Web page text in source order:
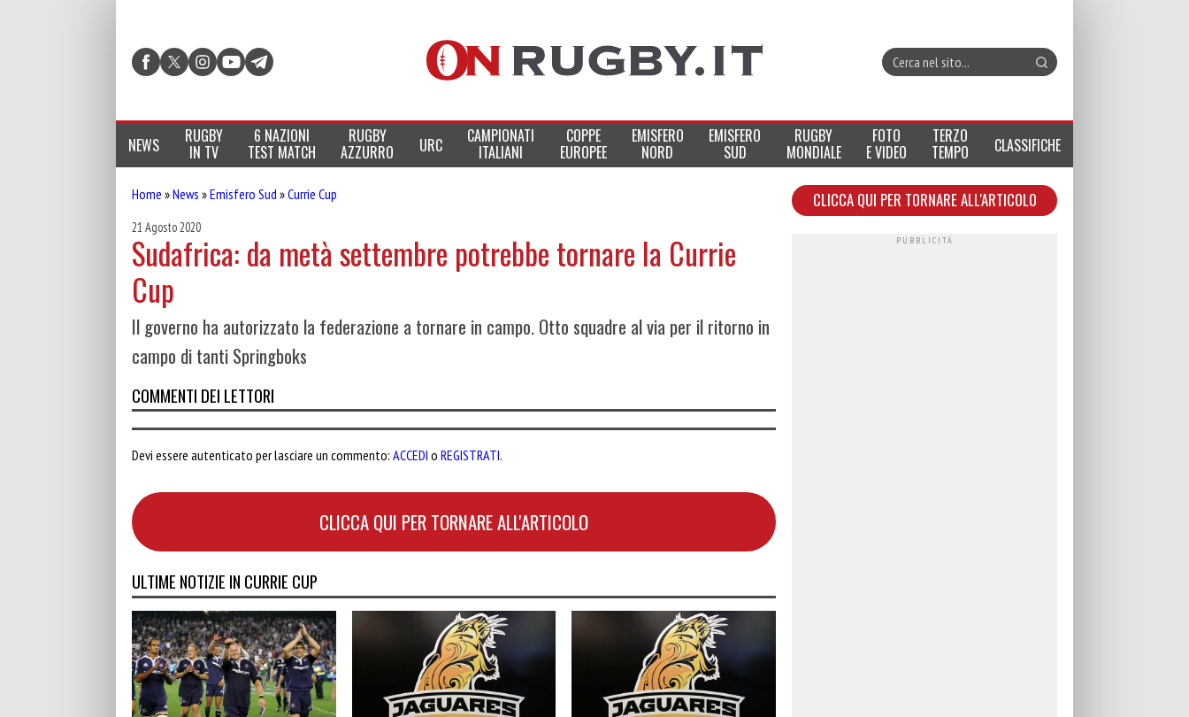
NEWS RUGBY
IN TV
6 NAZIONI
TEST MATCH
RUGBY
AZZURRO URC CAMPIONATI
ITALIANI
COPPE
EUROPEE
EMISFERO
NORD
EMISFERO
SUD
RUGBY
MONDIALE
FOTO
E VIDEO
TERZO
TEMPO CLASSIFICHE
Home »News »Emisfero Sud »Currie Cup
21 Agosto 2020
Sudafrica: da metà settembre potrebbe tornare la Currie
Cup
Il governo ha autorizzato la federazione a tornare in campo. Otto squadre al via per il ritorno in
campo di tanti Springboks
COMMENTI DEI LETTORI
Devi essere autenticato per lasciare un commento: ACCEDI o REGISTRATI.
CLICCA QUI PER TORNARE ALL'ARTICOLO
ULTIME NOTIZIE IN CURRIE CUP
CLICCA QUI PER TORNARE ALL'ARTICOLO